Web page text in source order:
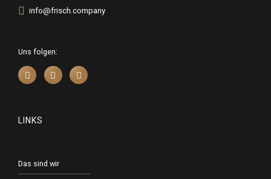
info@frisch.company
Uns folgen:
LINKS
Das sind wir